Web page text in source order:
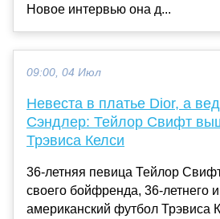
Новое интервью она д...
09:00, 04 Июл
Невеста в платье Dior, а
Сэндлер: Тейлор Свифт
Трэвиса Келси
36-летняя певица Тейлор
своего бойфренда, 36-летнего
американский футбол Трэвиса